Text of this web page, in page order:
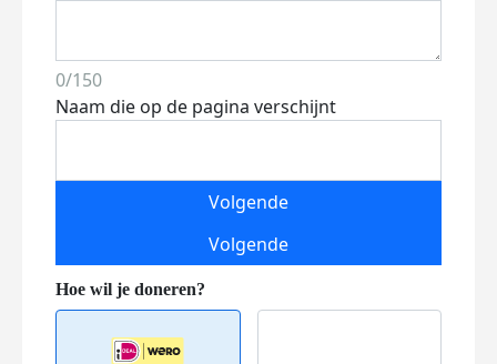
0/150
Naam die op de pagina verschijnt
Volgende
Volgende